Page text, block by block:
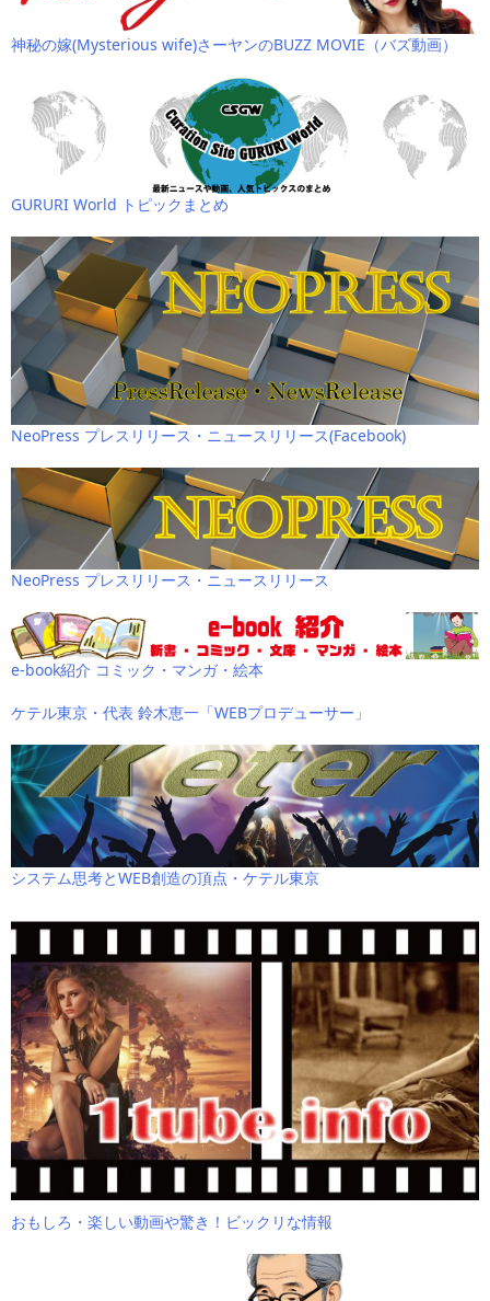
神秘の嫁(Mysterious wife)さーヤンのBUZZ MOVIE（バズ動画）
GURURI World トピックまとめ
NeoPress プレスリリース・ニュースリリース(Facebook)
NeoPress プレスリリース・ニュースリリース
e-book紹介 コミック・マンガ・絵本
ケテル東京・代表 鈴木恵一「WEBプロデューサー」
システム思考とWEB創造の頂点・ケテル東京
おもしろ・楽しい動画や驚き！ビックリな情報